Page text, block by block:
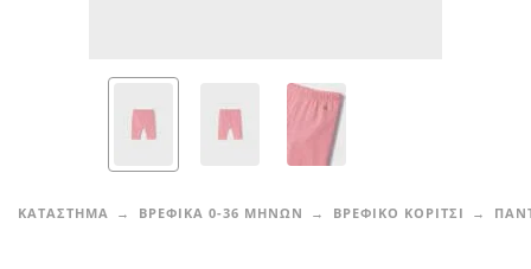
ΚΑΤΑΣΤΗΜΑ ΒΡΕΦΙΚΑ 0-36 ΜΗΝΩΝ ΒΡΕΦΙΚΟ ΚΟΡΙΤΣΙ